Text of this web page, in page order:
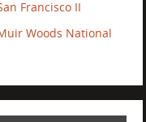
Francisco II
Woods National